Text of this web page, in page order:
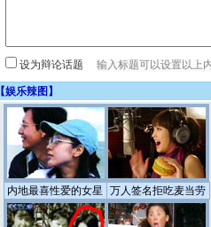
设为辩论话题
【娱乐辣图 】
内地最喜性爱的女星 万人签名拒吃麦当劳